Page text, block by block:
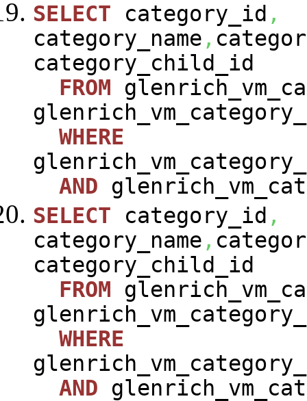
SELECT category_id ,
category_name ,
category_child_id
FROM
WHERE
AND
SELECT category_id ,
category_name ,
category_child_id
FROM
WHERE
AND